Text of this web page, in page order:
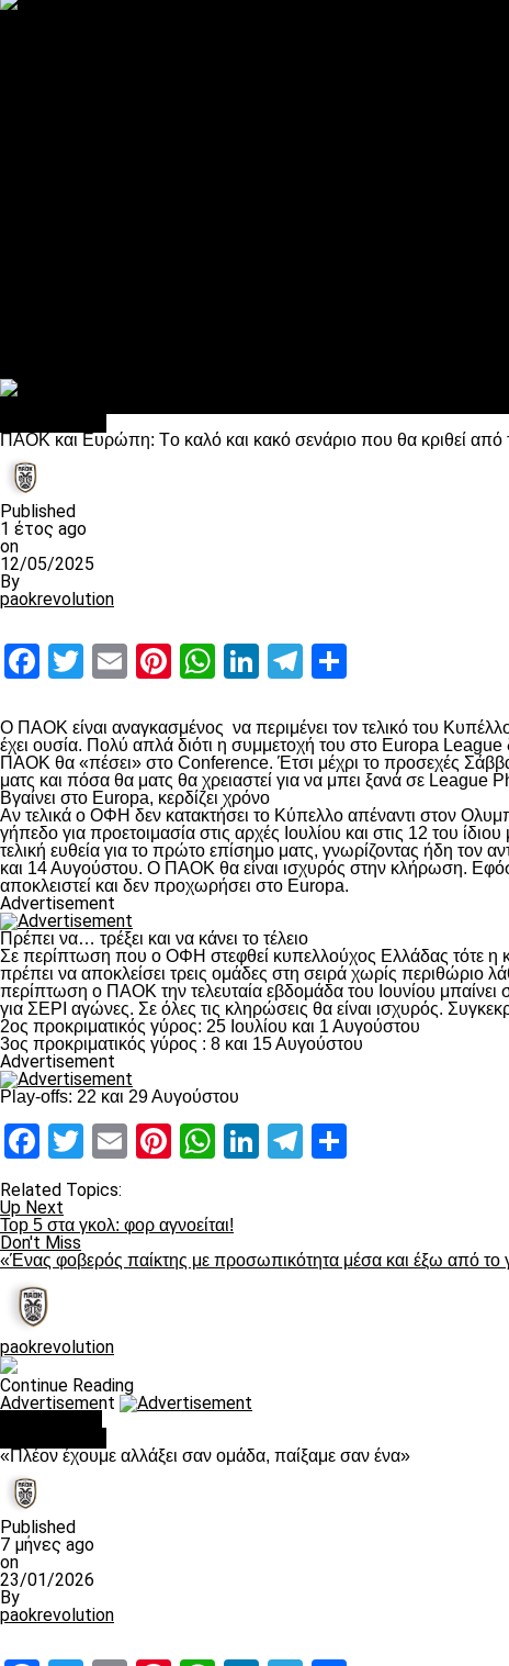
ΠΑΟΚ και Ευρώπη: Tο καλό και κακό σενάριο που θα κριθεί από
Published
1 έτος ago
on
12/05/2025
By
paokrevolution
Facebook
Twitter
EmailPinterest
WhatsApp
LinkedIn
Telegram
Ο ΠΑΟΚ είναι αναγκασμένος να περιμένει τον τελικό του
έχει ουσία. Πολύ απλά διότι η συμμετοχή του στο Europa
ΠΑΟΚ θα «πέσει» στο Conference. Έτσι μέχρι το προσεχές
ματς και πόσα θα ματς θα χρειαστεί για να μπει ξανά σε
Βγαίνει στο Europa, κερδίζει χρόνο
Αν τελικά ο ΟΦΗ δεν κατακτήσει το Κύπελλο απέναντι στον
γήπεδο για προετοιμασία στις αρχές Ιουλίου και στις 12 του
τελική ευθεία για το πρώτο επίσημο ματς, γνωρίζοντας ήδη τον
και 14 Αυγούστου. O ΠΑΟΚ θα είναι ισχυρός στην κλήρωση.
αποκλειστεί και δεν προχωρήσει στο Europa.
Advertisement
Πρέπει να… τρέξει και να κάνει το τέλειο
Σε περίπτωση που ο ΟΦΗ στεφθεί κυπελλούχος Ελλάδας τότε η
πρέπει να αποκλείσει τρεις ομάδες στη σειρά χωρίς περιθώριο
περίπτωση ο ΠΑΟΚ την τελευταία εβδομάδα του Ιουνίου μπαίνει
για ΣΕΡΙ αγώνες. Σε όλες τις κληρώσεις θα είναι ισχυρός.
2ος προκριματικός γύρος: 25 Ιουλίου και 1 Αυγούστου
3ος προκριματικός γύρος : 8 και 15 Αυγούστου
Advertisement
Play-offs: 22 και 29 Αυγούστου
Facebook
Twitter
EmailPinterest
WhatsApp
LinkedIn
Telegram
Related Topics:
Up Next
Top 5 στα γκολ: φορ αγνοείται!
Don't Miss
«Ένας φοβερός παίκτης με προσωπικότητα μέσα και έξω από το
paokrevolution
Continue Reading
Advertisement
«Πλέον έχουμε αλλάξει σαν ομάδα, παίξαμε σαν ένα»
Published
7 μήνες ago
on
23/01/2026
By
paokrevolution